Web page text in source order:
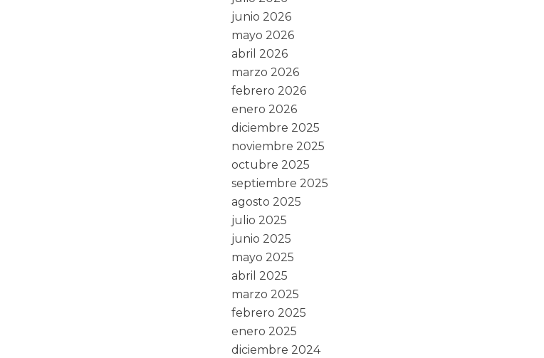
junio 2026
mayo 2026
abril 2026
marzo 2026
febrero 2026
enero 2026
diciembre 2025
noviembre 2025
octubre 2025
septiembre 2025
agosto 2025
julio 2025
junio 2025
mayo 2025
abril 2025
marzo 2025
febrero 2025
enero 2025
diciembre 2024